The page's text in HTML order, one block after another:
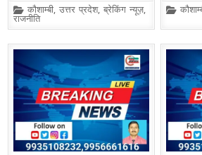
Posted
in
कौशाम्बी,उत्तर प्रदेश,ब्रेकिंग न्यूज़,
राजनीति